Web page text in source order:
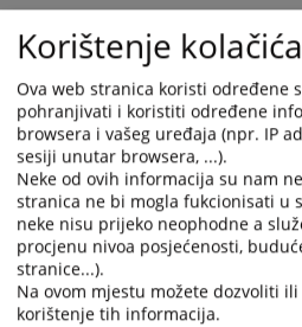
Korištenje kolačića
Ova web stranica koristi određene
pohranjivati i koristiti određene
browsera i vašeg uređaja (npr. IP
sesiji unutar browsera, ...).
Neke od ovih informacija su nam
stranica ne bi mogla fukcionisati u
neke nisu prijeko neophodne a
procjenu nivoa posjećenosti,
stranice...).
Na ovom mjestu možete dozvoliti
korištenje tih informacija.